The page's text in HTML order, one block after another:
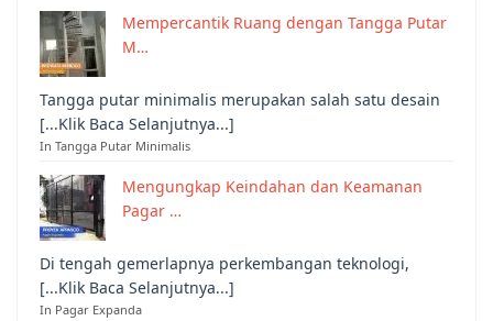
Mempercantik Ruang dengan Tangga Putar
M…
Tangga putar minimalis merupakan salah satu desain
[...Klik Baca Selanjutnya...]
In Tangga Putar Minimalis
Mengungkap Keindahan dan Keamanan
Pagar …
Di tengah gemerlapnya perkembangan teknologi,
[...Klik Baca Selanjutnya...]
In Pagar Expanda